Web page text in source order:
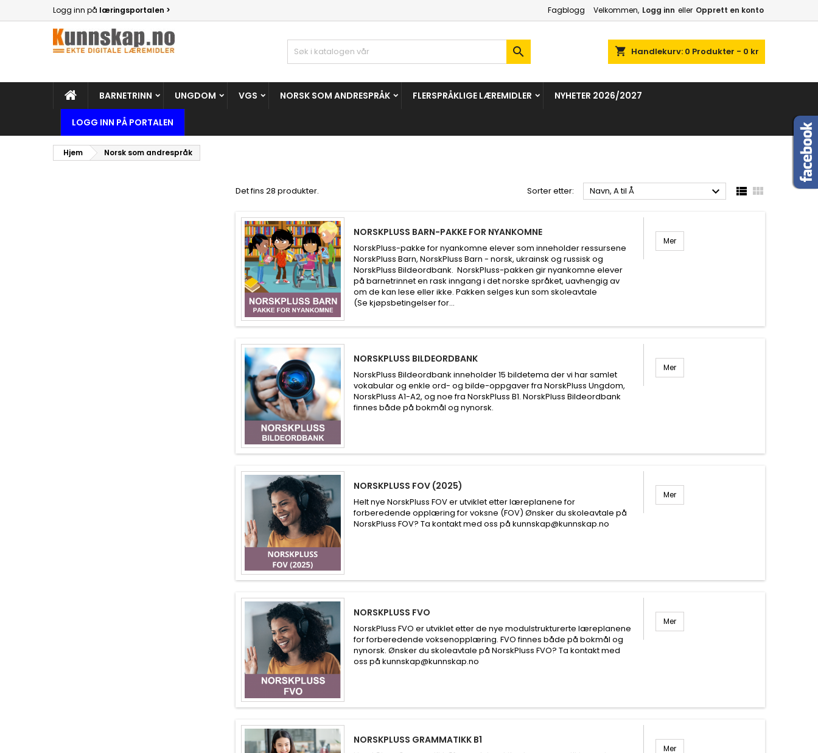
Logg inn på læringsportalen > Velkommen, Logg inn eller Opprett en konto
Fagblogg
shopping_cart Handlekurv: 0 Produkter - 0 kr

BARNETRINN UNGDOM VGS NORSK SOM ANDRESPRÅK FLERSPRÅKLIGE LÆREMIDLER NYHETER 2026/2027
LOGG INN PÅ PORTALEN
Hjem Norsk som andrespråk
Det fins 28 produkter. Sorter etter: Navn, A til Å   
NORSKPLUSS BARN-PAKKE FOR NYANKOMNE
NorskPluss-pakke for nyankomne elever som inneholder ressursene
NorskPluss Barn, NorskPluss Barn - norsk, ukrainsk og russisk og
NorskPluss Bildeordbank. NorskPluss-pakken gir nyankomne elever
på barnetrinnet en rask inngang i det norske språket, uavhengig av
om de kan lese eller ikke. Pakken selges kun som skoleavtale
(Se kjøpsbetingelser for...
Mer
NORSKPLUSS BILDEORDBANK
NorskPluss Bildeordbank inneholder 15 bildetema der vi har samlet
vokabular og enkle ord- og bilde-oppgaver fra NorskPluss Ungdom,
NorskPluss A1-A2, og noe fra NorskPluss B1. NorskPluss Bildeordbank
finnes både på bokmål og nynorsk.
Mer
NORSKPLUSS FOV (2025)
Helt nye NorskPluss FOV er utviklet etter læreplanene for
forberedende opplæring for voksne (FOV) Ønsker du skoleavtale på
NorskPluss FOV? Ta kontakt med oss på kunnskap@kunnskap.no
Mer
NORSKPLUSS FVO
NorskPluss FVO er utviklet etter de nye modulstrukturerte læreplanene
for forberedende voksenopplæring. FVO finnes både på bokmål og
nynorsk. Ønsker du skoleavtale på NorskPluss FVO? Ta kontakt med
oss på kunnskap@kunnskap.no
Mer
NORSKPLUSS GRAMMATIKK B1
Mer